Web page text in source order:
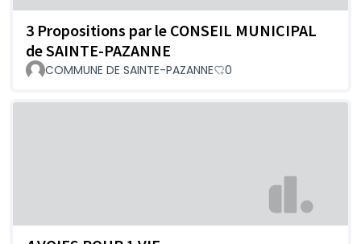
3 Propositions par le CONSEIL MUNICIPAL
de SAINTE-PAZANNE
COMMUNE DE SAINTE-PAZANNE 0